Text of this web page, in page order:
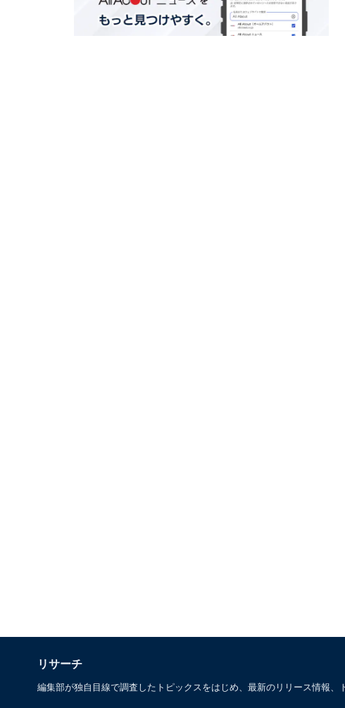
リサーチ
編集部が独自目線で調査したトピックスをはじめ、最新のリリース情報